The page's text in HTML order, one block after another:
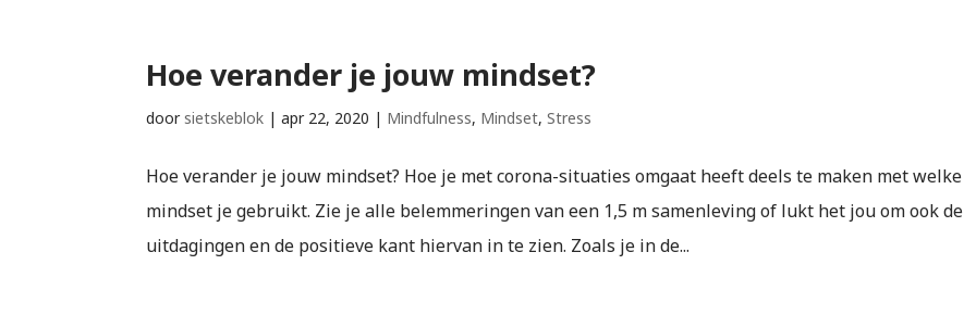
Hoe verander je jouw mindset?
doorsietskeblok |apr 22, 2020 | Mindfulness, Mindset,Stress
Hoe verander je jouw mindset? Hoe je met corona-situaties omgaat heeft deels te maken met welke
mindset je gebruikt. Zie je alle belemmeringen van een 1,5 m samenleving of lukt het jou om ook de
uitdagingen en de positieve kant hiervan in te zien. Zoals je in de...